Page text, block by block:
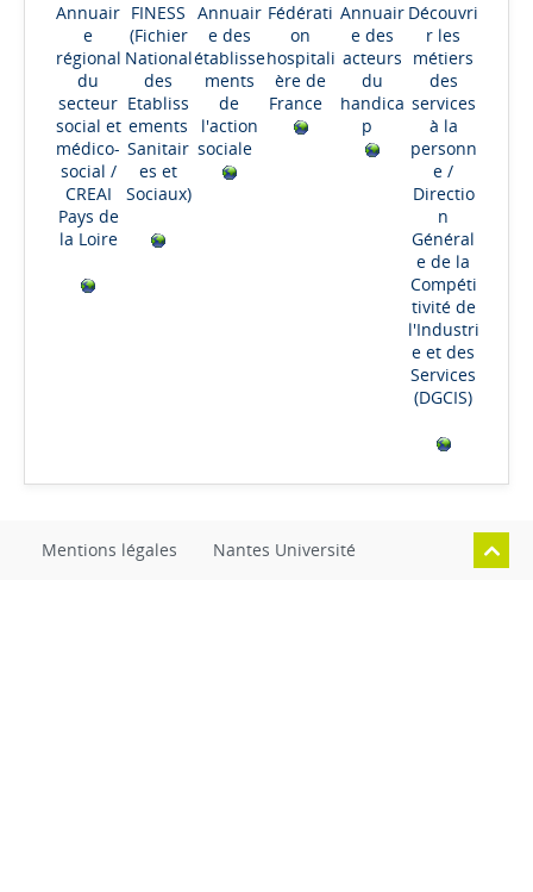
Annuair
e
régional
du
secteur
social et
médico-
social /
CREAI
Pays de
la Loire
FINESS
(Fichier
National
des
Etabliss
ements
Sanitair
es et
Sociaux)
Annuair
e des
établisse
ments
de
l'action
sociale
Fédérati
on
hospitali
ère de
France
Annuair
e des
acteurs
du
handica
p
Découvri
r les
métiers
des
services
à la
personn
e /
Directio
n
Général
e de la
Compéti
tivité de
l'Industri
e et des
Services
(DGCIS)
Mentions légales Nantes Université